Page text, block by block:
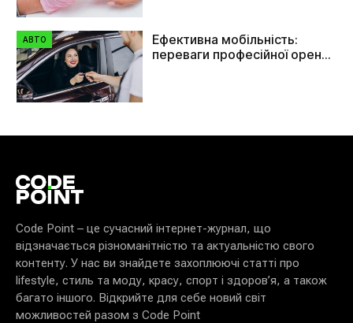
АВТО
Ефективна мобільність:
переваги професійної оренди
Code Point – це сучасний інтернет-журнал, що
відзначається різноманітністю та актуальністю свого
контенту. У нас ви знайдете захоплюючі статті про
lifestyle, стиль та моду, красу, спорт і здоров’я, а також
багато іншого. Відкрийте для себе новий світ
можливостей разом з Code Point